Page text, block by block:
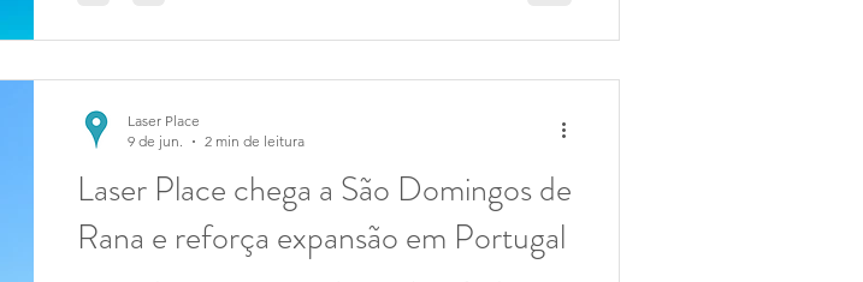
Laser Place chega a São Domingos de
Rana e reforça expansão em Portugal
Laser Place
9 de jun.
2 min de leitura